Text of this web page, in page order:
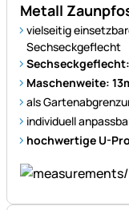
Metall
vielseitig
Sechseckgeflecht
Maschenweite:
als
individuell
hochwertige U-